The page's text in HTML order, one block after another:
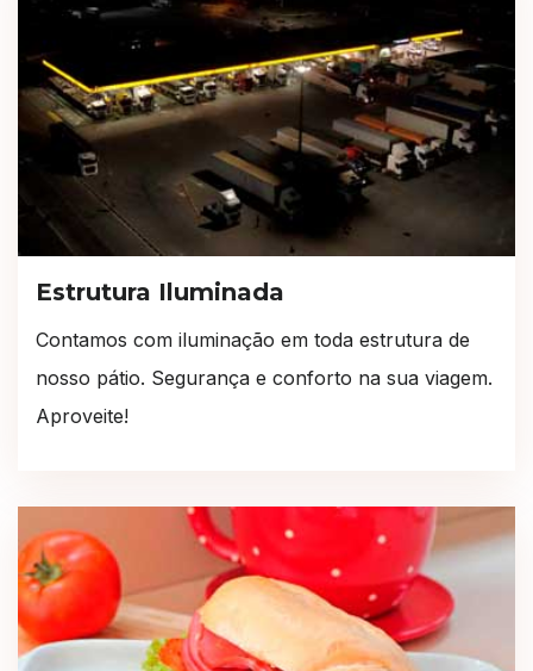
Estrutura Iluminada
Contamos com iluminação em toda estrutura de
nosso pátio. Segurança e conforto na sua viagem.
Aproveite!